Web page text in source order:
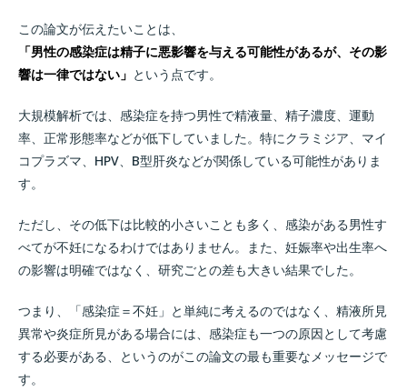
この論文が伝えたいことは、
「男性の感染症は精子に悪影響を与える可能性があるが、その影
響は一律ではない」 という点です。
大規模解析では、感染症を持つ男性で精液量、精子濃度、運動
率、正常形態率などが低下していました。特にクラミジア、マイ
コプラズマ、HPV、B型肝炎などが関係している可能性がありま
す。
ただし、その低下は比較的小さいことも多く、感染がある男性す
べてが不妊になるわけではありません。また、妊娠率や出生率へ
の影響は明確ではなく、研究ごとの差も大きい結果でした。
つまり、「感染症＝不妊」と単純に考えるのではなく、精液所見
異常や炎症所見がある場合には、感染症も一つの原因として考慮
する必要がある、というのがこの論文の最も重要なメッセージで
す。